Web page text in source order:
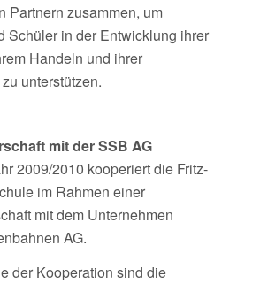
Partnern zusammen, um
Schüler in der Entwicklung ihrer
Handeln und ihrer
unterstützen.
mit der SSB AG
2009/2010 kooperiert die Fritz-
im Rahmen einer
mit dem Unternehmen
AG.
der Kooperation sind die